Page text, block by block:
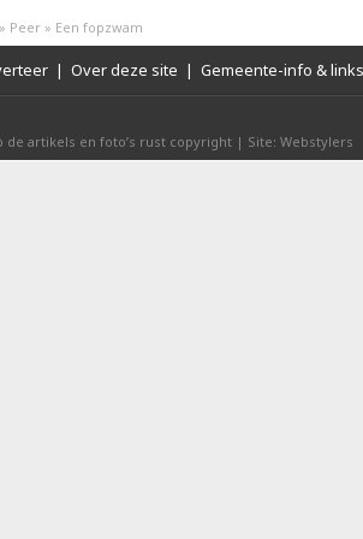
» Peer » Een fopzwam
| Over deze site | Gemeente-info & links
de artikels en foto’s rust copyright | Site: Webstylers